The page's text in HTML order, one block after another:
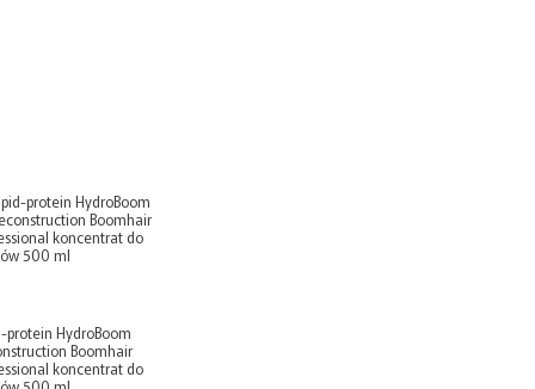
protein HydroBoom
Boomhair
koncentrat do